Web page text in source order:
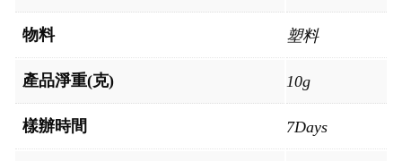
物料 塑料
產品淨重(克) 10g
樣辦時間 7Days